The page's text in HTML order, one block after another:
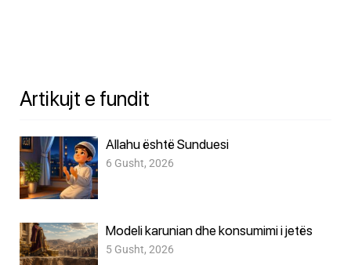
Artikujt e fundit
Allahu është Sunduesi
6 Gusht, 2026
Modeli karunian dhe konsumimi i jetës
5 Gusht, 2026